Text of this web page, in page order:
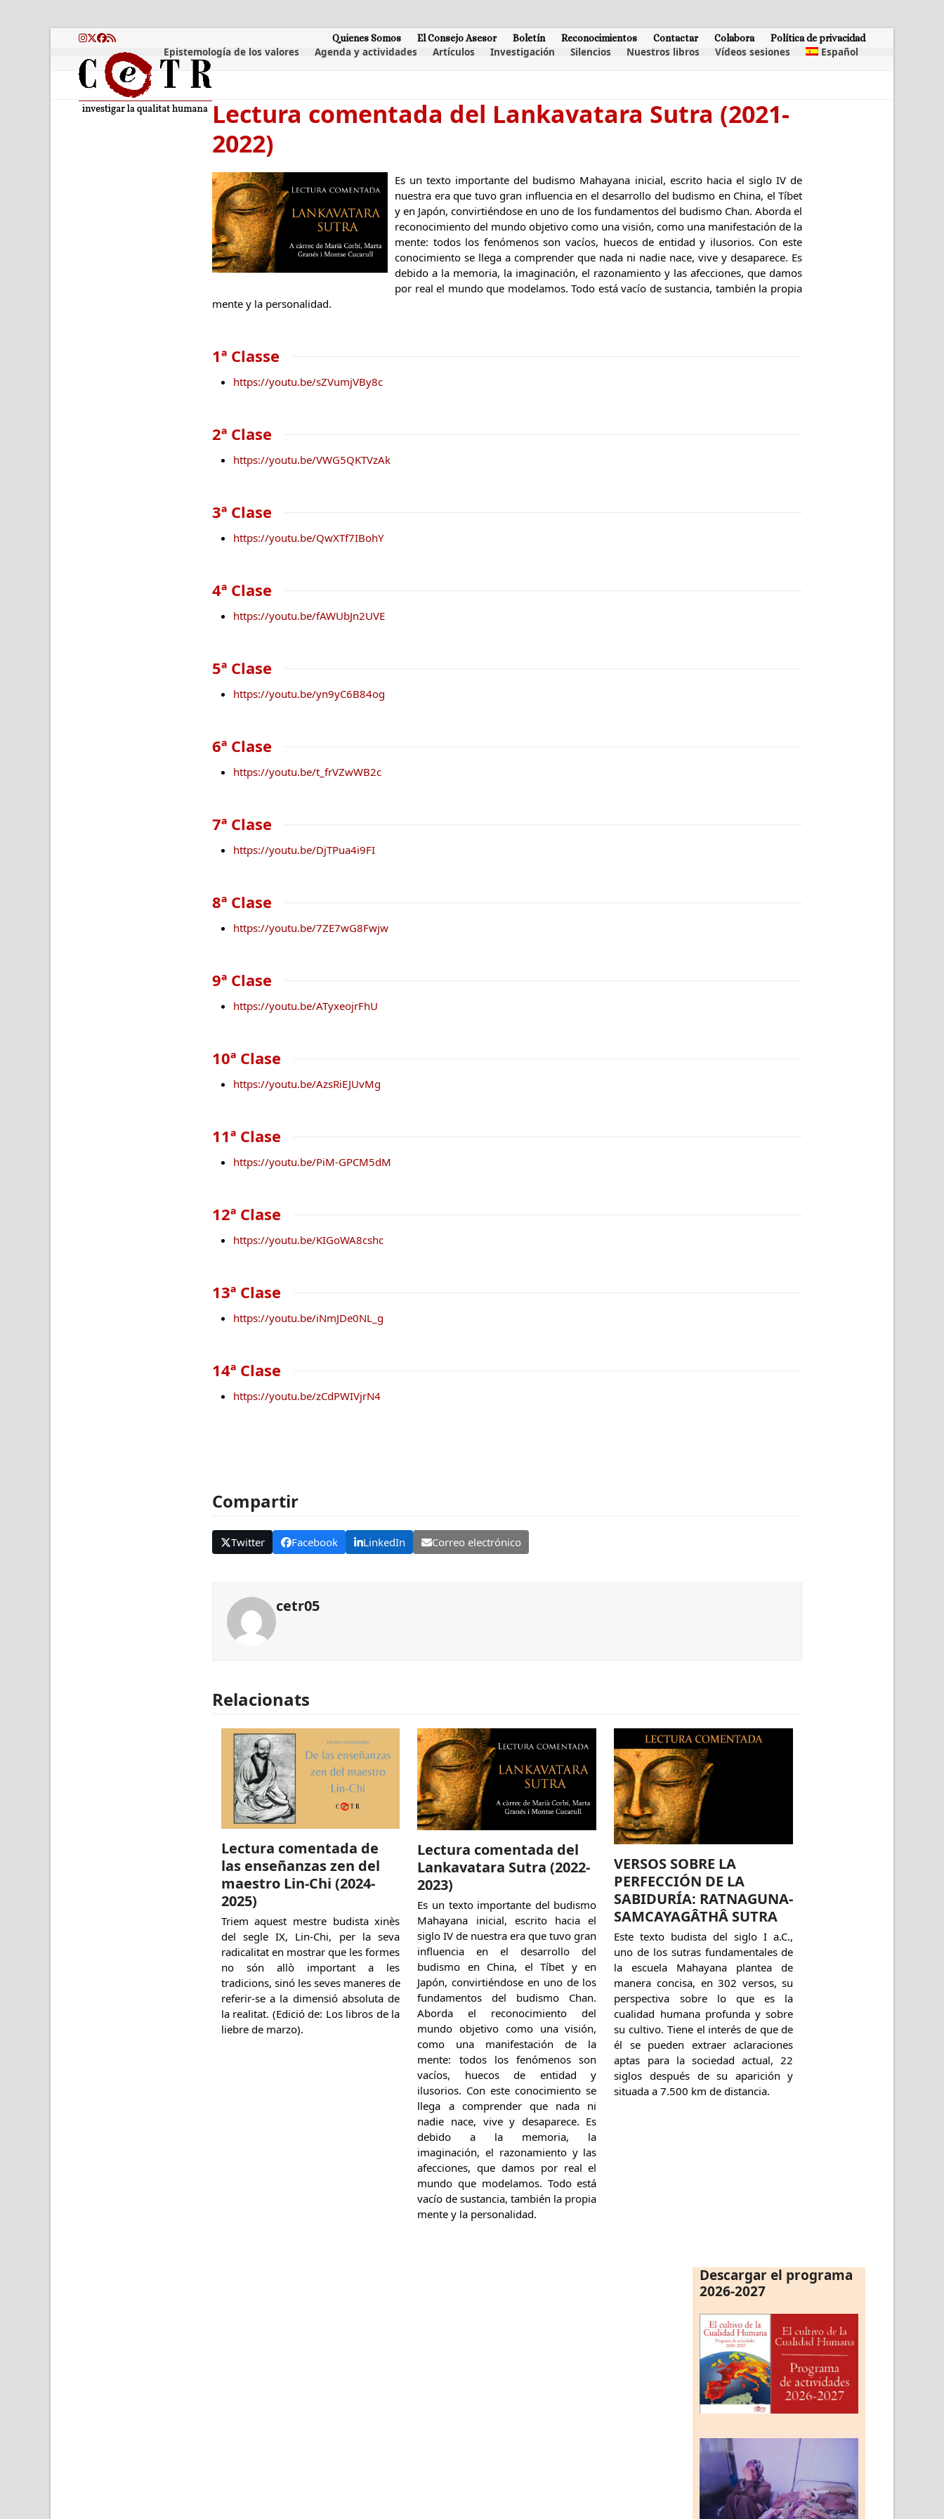
Instagram
Twitter
Facebook
RSS Quienes Somos El Consejo Asesor Boletín Reconocimientos Contactar Colabora Política de privacidad
Epistemología de los valores Agenda y actividades Artículos Investigación Silencios Nuestros libros Vídeos sesiones Español
Lectura comentada del Lankavatara Sutra (2021-
2022)
Es un texto importante del budismo Mahayana inicial, escrito hacia el siglo IV de
nuestra era que tuvo gran influencia en el desarrollo del budismo en China, el Tíbet
y en Japón, convirtiéndose en uno de los fundamentos del budismo Chan. Aborda el
reconocimiento del mundo objetivo como una visión, como una manifestación de la
mente: todos los fenómenos son vacíos, huecos de entidad y ilusorios. Con este
conocimiento se llega a comprender que nada ni nadie nace, vive y desaparece. Es
debido a la memoria, la imaginación, el razonamiento y las afecciones, que damos
por real el mundo que modelamos. Todo está vacío de sustancia, también la propia
mente y la personalidad.
1ª Classe
https://youtu.be/sZVumjVBy8c
2ª Clase
https://youtu.be/VWG5QKTVzAk
3ª Clase
https://youtu.be/QwXTf7IBohY
4ª Clase
https://youtu.be/fAWUbJn2UVE
5ª Clase
https://youtu.be/yn9yC6B84og
6ª Clase
https://youtu.be/t_frVZwWB2c
7ª Clase
https://youtu.be/DjTPua4i9FI
8ª Clase
https://youtu.be/7ZE7wG8Fwjw
9ª Clase
https://youtu.be/ATyxeojrFhU
10ª Clase
https://youtu.be/AzsRiEJUvMg
11ª Clase
https://youtu.be/PiM-GPCM5dM
12ª Clase
https://youtu.be/KIGoWA8cshc
13ª Clase
https://youtu.be/iNmJDe0NL_g
14ª Clase
https://youtu.be/zCdPWIVjrN4
Compartir
Twitter Facebook LinkedIn Correo electrónico
cetr05
Relacionats
Lectura comentada de
las enseñanzas zen del
maestro Lin-Chi (2024-
2025)
Triem aquest mestre budista xinès
del segle IX, Lin-Chi, per la seva
radicalitat en mostrar que les formes
no són allò important a les
tradicions, sinó les seves maneres de
referir-se a la dimensió absoluta de
la realitat. (Edició de: Los libros de la
liebre de marzo).
Lectura comentada del
Lankavatara Sutra (2022-
2023)
Es un texto importante del budismo
Mahayana inicial, escrito hacia el
siglo IV de nuestra era que tuvo gran
influencia en el desarrollo del
budismo en China, el Tíbet y en
Japón, convirtiéndose en uno de los
fundamentos del budismo Chan.
Aborda el reconocimiento del
mundo objetivo como una visión,
como una manifestación de la
mente: todos los fenómenos son
vacíos, huecos de entidad y
ilusorios. Con este conocimiento se
llega a comprender que nada ni
nadie nace, vive y desaparece. Es
debido a la memoria, la
imaginación, el razonamiento y las
afecciones, que damos por real el
mundo que modelamos. Todo está
vacío de sustancia, también la propia
mente y la personalidad.
VERSOS SOBRE LA
PERFECCIÓN DE LA
SABIDURÍA: RATNAGUNA-
SAMCAYAGÂTHÂ SUTRA
Este texto budista del siglo I a.C.,
uno de los sutras fundamentales de
la escuela Mahayana plantea de
manera concisa, en 302 versos, su
perspectiva sobre lo que es la
cualidad humana profunda y sobre
su cultivo. Tiene el interés de que de
él se pueden extraer aclaraciones
aptas para la sociedad actual, 22
siglos después de su aparición y
situada a 7.500 km de distancia.
Descargar el programa
2026-2027